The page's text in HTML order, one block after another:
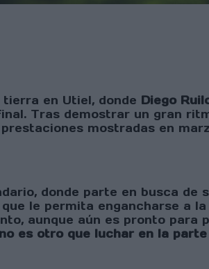
en Utiel, donde Diego
Tras demostrar un gran
mostradas en
donde parte en busca de
le permita engancharse a
aunque aún es pronto para
es otro que luchar en la